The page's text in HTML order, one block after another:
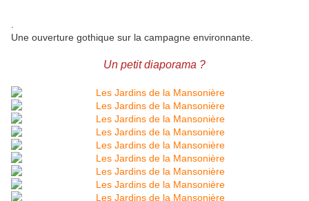
Une ouverture gothique sur la campagne environnante.
Un petit diaporama ?